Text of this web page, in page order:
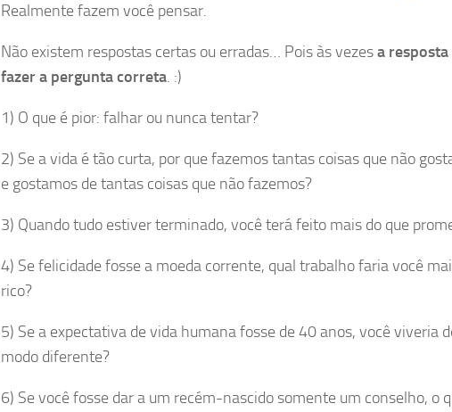
Realmente fazem você pensar.
Não existem respostas certas ou erradas… Pois às vezesa resposta
fazer a pergunta correta. :)
1) O que é pior: falhar ou nunca tentar?
2) Se a vida é tão curta, por que fazemos tantas coisas que não
e gostamos de tantas coisas que não fazemos?
3) Quando tudo estiver terminado, você terá feito mais do que
4) Se felicidade fosse a moeda corrente, qual trabalho faria você
rico?
5) Se a expectativa de vida humana fosse de 40 anos, você viveria
modo diferente?
6) Se você fosse dar a um recém-nascido somente um conselho, o